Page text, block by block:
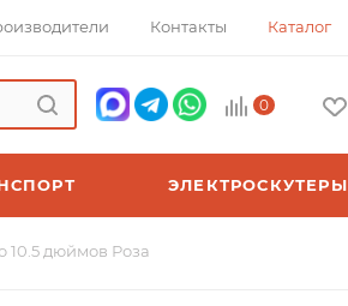
Контакты Каталог
0
ЭЛЕКТРОСКУТЕРЫ
10.5 дюймов Роза